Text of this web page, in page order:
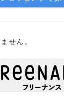
せん。